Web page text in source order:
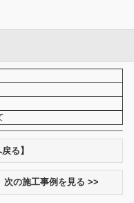
る】
次の施工事例を見る >>